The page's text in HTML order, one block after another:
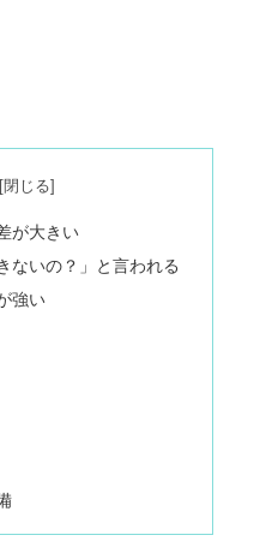
が大きい
ないの？」と言われる
強い